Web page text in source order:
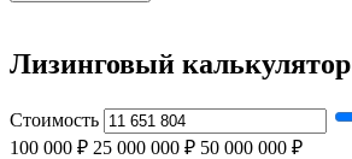
Лизинговый калькулятор
Стоимость
100 000 ₽ 25 000 000 ₽ 50 000 000 ₽